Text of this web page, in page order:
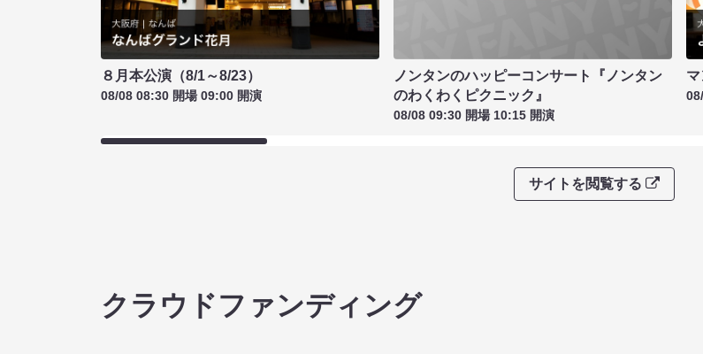
８月本公演（8/1～8/23）
08/08 08:30 開場 09:00 開演
ノンタンのハッピーコンサート『ノンタン
のわくわくピクニック』
08/08 09:30 開場 10:15 開演
サイトを閲覧する
クラウドファンディング